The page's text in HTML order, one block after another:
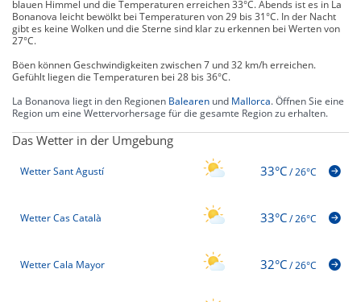
blauen Himmel und die Temperaturen erreichen 33°C. Abends ist es in La
Bonanova leicht bewölkt bei Temperaturen von 29 bis 31°C. In der Nacht
gibt es keine Wolken und die Sterne sind klar zu erkennen bei Werten von
27°C.
Böen können Geschwindigkeiten zwischen 7 und 32 km/h erreichen.
Gefühlt liegen die Temperaturen bei 28 bis 36°C.
La Bonanova liegt in den Regionen Balearen und Mallorca. Öffnen Sie eine
Region um eine Wettervorhersage für die gesamte Region zu erhalten.
Das Wetter in der Umgebung
Wetter Sant Agustí 33°C/26°C
Wetter Cas Català 33°C/26°C
Wetter Cala Mayor 32°C/26°C